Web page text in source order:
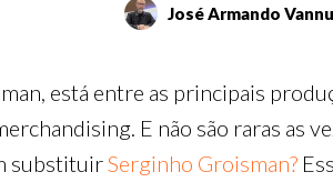
José Armando
está entre as principais
E não são raras as
substituirSerginho Groisman?